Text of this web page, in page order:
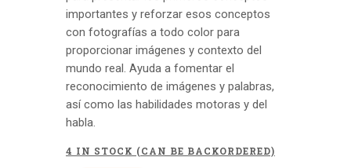
importantes y reforzar esos conceptos
con fotografías a todo color para
proporcionar imágenes y contexto del
mundo real. Ayuda a fomentar el
reconocimiento de imágenes y palabras,
así como las habilidades motoras y del
habla.
4 IN STOCK (CAN BE BACKORDERED)